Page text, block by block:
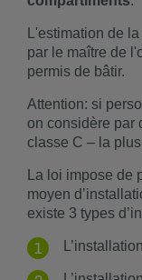
L'estimation de
par le maître de
permis de bâtir.
Attention: si
on considère par
classe C – la
La loi impose
moyen
existe 3 types